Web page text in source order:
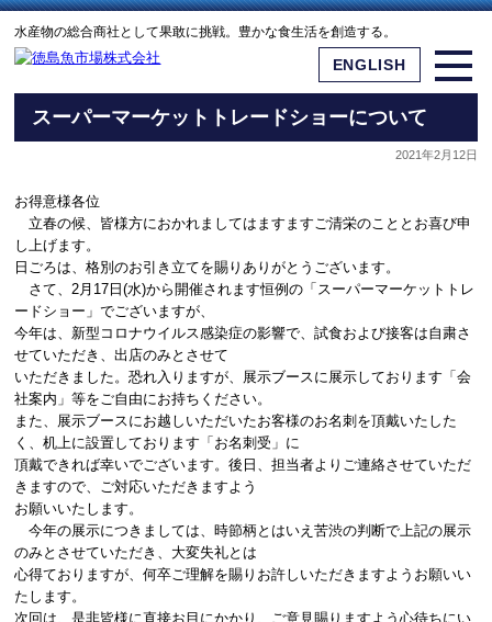
水産物の総合商社として果敢に挑戦。豊かな食生活を創造する。
ENGLISH
スーパーマーケットトレードショーについて
2021年2月12日
お得意様各位
立春の候、皆様方におかれましてはますますご清栄のこととお喜び申
し上げます。
日ごろは、格別のお引き立てを賜りありがとうございます。
さて、2月17日(水)から開催されます恒例の「スーパーマーケットトレ
ードショー」でございますが、
今年は、新型コロナウイルス感染症の影響で、試食および接客は自粛さ
せていただき、出店のみとさせて
いただきました。恐れ入りますが、展示ブースに展示しております「会
社案内」等をご自由にお持ちください。
また、展示ブースにお越しいただいたお客様のお名刺を頂戴いたした
く、机上に設置しております「お名刺受」に
頂戴できれば幸いでございます。後日、担当者よりご連絡させていただ
きますので、ご対応いただきますよう
お願いいたします。
今年の展示につきましては、時節柄とはいえ苦渋の判断で上記の展示
のみとさせていただき、大変失礼とは
心得ておりますが、何卒ご理解を賜りお許しいただきますようお願いい
たします。
次回は、是非皆様に直接お目にかかり、ご意見賜りますよう心待ちにい